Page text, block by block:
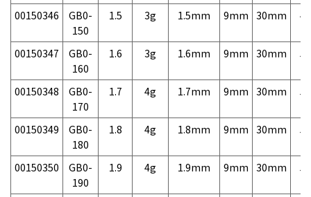
00150346
GB0-
150
1.5 3g 1.5mm 9mm 30mm
00150347
GB0-
160
1.6 3g 1.6mm 9mm 30mm
00150348
GB0-
170
1.7 4g 1.7mm 9mm 30mm
00150349
GB0-
180
1.8 4g 1.8mm 9mm 30mm
00150350
GB0-
190
1.9 4g 1.9mm 9mm 30mm